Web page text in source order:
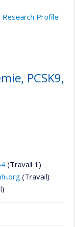
Research Profile
PCSK9,
(Travail 1)
(Travail)